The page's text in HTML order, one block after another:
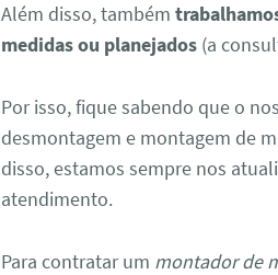
Além disso, também
medidas ou planejados (a
Por isso, fique sabendo que o
desmontagem e montagem de
disso, estamos sempre nos
atendimento.
Para contratar um montador de